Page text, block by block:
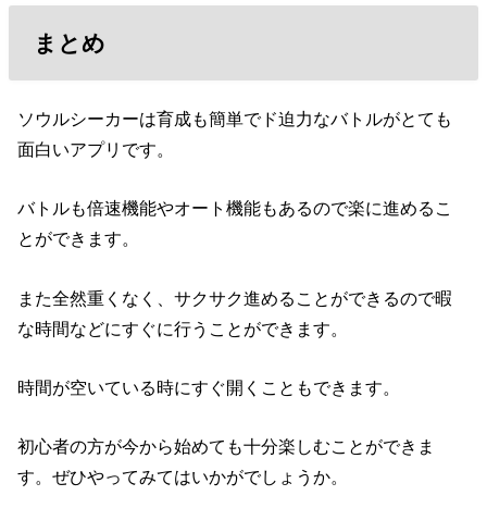
まとめ
ソウルシーカーは育成も簡単でド迫力なバトルがとても
面白いアプリです。
バトルも倍速機能やオート機能もあるので楽に進めるこ
とができます。
また全然重くなく、サクサク進めることができるので暇
な時間などにすぐに行うことができます。
時間が空いている時にすぐ開くこともできます。
初心者の方が今から始めても十分楽しむことができま
す。ぜひやってみてはいかがでしょうか。